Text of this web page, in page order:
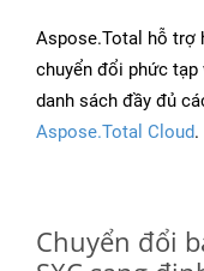
Aspose.Total hỗ trợ
chuyển đổi phức
danh sách đầy đủ
Aspose.Total Cloud.
Chuyển đổi